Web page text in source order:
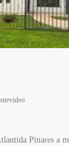
Pinares a